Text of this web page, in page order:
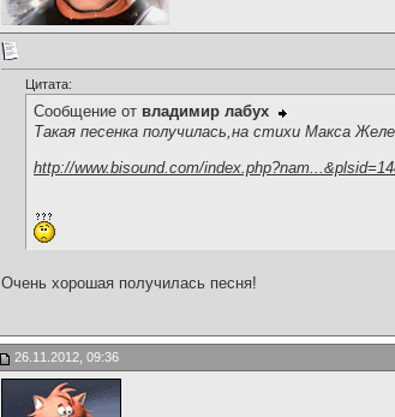
Цитата:
Сообщение от владимир лабух
Такая песенка получилась,на стихи Макса
http://www.bisound.com/
Очень хорошая получилась песня!
26.11.2012, 09:36